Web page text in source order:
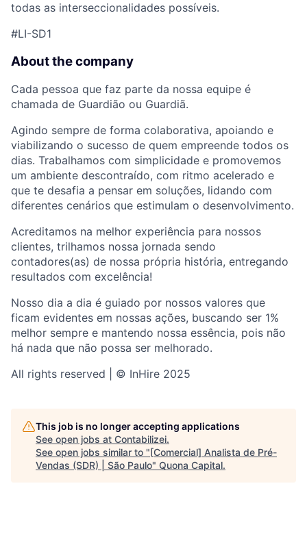
todas as interseccionalidades possíveis.
#LI-SD1
About the company
Cada pessoa que faz parte da nossa equipe é
chamada de Guardião ou Guardiã.
Agindo sempre de forma colaborativa, apoiando e
viabilizando o sucesso de quem empreende todos os
dias. Trabalhamos com simplicidade e promovemos
um ambiente descontraído, com ritmo acelerado e
que te desafia a pensar em soluções, lidando com
diferentes cenários que estimulam o desenvolvimento.
Acreditamos na melhor experiência para nossos
clientes, trilhamos nossa jornada sendo
contadores(as) de nossa própria história, entregando
resultados com excelência!
Nosso dia a dia é guiado por nossos valores que
ficam evidentes em nossas ações, buscando ser 1%
melhor sempre e mantendo nossa essência, pois não
há nada que não possa ser melhorado.
All rights reserved | © InHire 2025
This job is no longer accepting applications
See open jobs at Contabilizei.
See open jobs similar to "[Comercial] Analista de Pré-
Vendas (SDR) | São Paulo" Quona Capital.